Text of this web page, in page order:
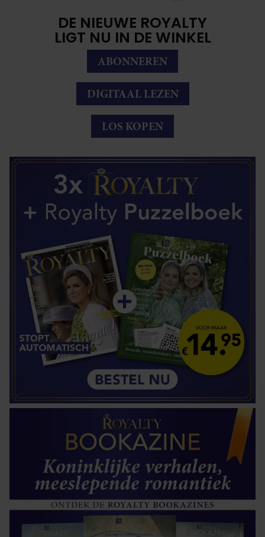
DE NIEUWE ROYALTY
LIGT NU IN DE WINKEL
ABONNEREN
DIGITAAL LEZEN
LOS KOPEN